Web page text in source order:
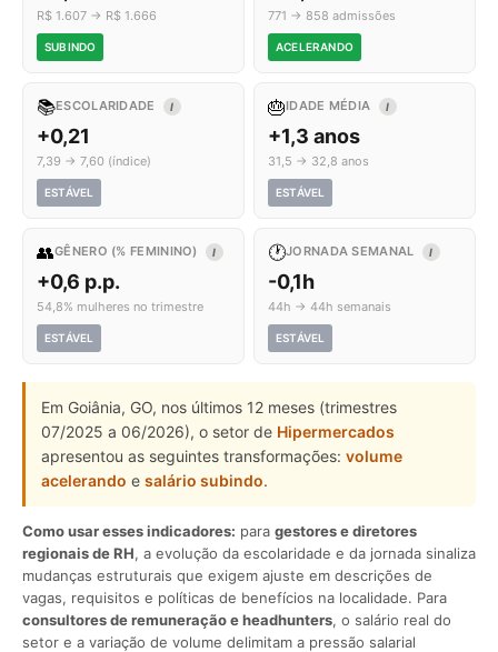
R$ 1.607 → R$ 1.666
SUBINDO
771 → 858 admissões
ACELERANDO
📚ESCOLARIDADE I
+0,21
7,39 → 7,60 (índice)
ESTÁVEL
🎂IDADE MÉDIA I
+1,3 anos
31,5 → 32,8 anos
ESTÁVEL
👥GÊNERO (% FEMININO) I
+0,6 p.p.
54,8% mulheres no trimestre
ESTÁVEL
🕐JORNADA SEMANAL I
-0,1h
44h → 44h semanais
ESTÁVEL
Em Goiânia, GO, nos últimos 12 meses (trimestres
07/2025 a 06/2026), o setor de Hipermercados
apresentou as seguintes transformações: volume
acelerando e salário subindo.
Como usar esses indicadores: para gestores e diretores
regionais de RH, a evolução da escolaridade e da jornada sinaliza
mudanças estruturais que exigem ajuste em descrições de
vagas, requisitos e políticas de benefícios na localidade. Para
consultores de remuneração e headhunters, o salário real do
setor e a variação de volume delimitam a pressão salarial